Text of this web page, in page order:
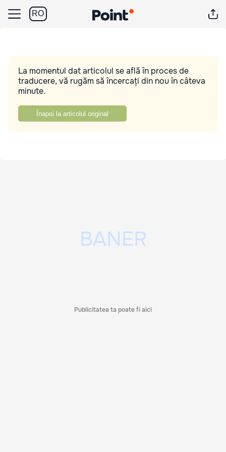
RO
La momentul dat articolul se află în proces de
traducere, vă rugăm să încercați din nou în câteva
minute.
Înapoi la articolul original
Publicitatea ta poate fi aici